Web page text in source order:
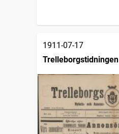
1911-07-17
Trelleborgstidningen